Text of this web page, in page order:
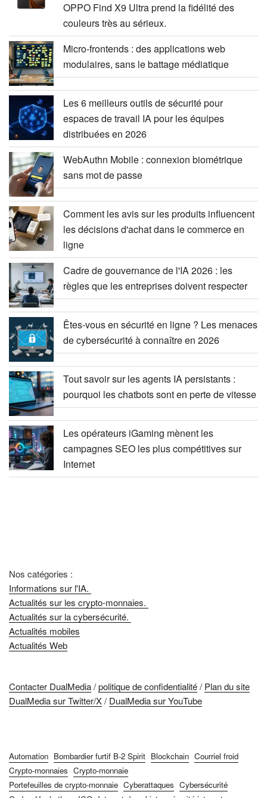
OPPO Find X9 Ultra prend la fidélité des
couleurs très au sérieux.
Micro-frontends : des applications web
modulaires, sans le battage médiatique
Les 6 meilleurs outils de sécurité pour
espaces de travail IA pour les équipes
distribuées en 2026
WebAuthn Mobile : connexion biométrique
sans mot de passe
Comment les avis sur les produits influencent
les décisions d'achat dans le commerce en
ligne
Cadre de gouvernance de l'IA 2026 : les
règles que les entreprises doivent respecter
Êtes-vous en sécurité en ligne ? Les menaces
de cybersécurité à connaître en 2026
Tout savoir sur les agents IA persistants :
pourquoi les chatbots sont en perte de vitesse
Les opérateurs iGaming mènent les
campagnes SEO les plus compétitives sur
Internet
Nos catégories :
Informations sur l'IA.
Actualités sur les crypto-monnaies.
Actualités sur la cybersécurité.
Actualités mobiles
Actualités Web
Contacter DualMedia/politique de confidentialité/ Plan du site
DualMedia sur Twitter/X/ DualMedia sur YouTube
Automation Bombardier furtif B-2 Spirit Blockchain Courriel froid
Crypto-monnaies Crypto-monnaie
Portefeuilles de crypto-monnaie Cyberattaques Cybersécurité